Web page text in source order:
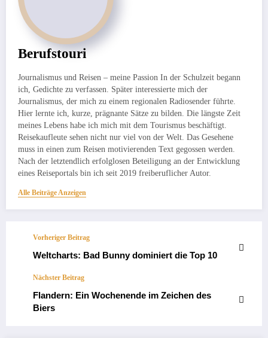
Berufstouri
Journalismus und Reisen – meine Passion In der Schulzeit begann
ich, Gedichte zu verfassen. Später interessierte mich der
Journalismus, der mich zu einem regionalen Radiosender führte.
Hier lernte ich, kurze, prägnante Sätze zu bilden. Die längste Zeit
meines Lebens habe ich mich mit dem Tourismus beschäftigt.
Reisekaufleute sehen nicht nur viel von der Welt. Das Gesehene
muss in einen zum Reisen motivierenden Text gegossen werden.
Nach der letztendlich erfolglosen Beteiligung an der Entwicklung
eines Reiseportals bin ich seit 2019 freiberuflicher Autor.
Alle Beiträge Anzeigen
Vorheriger Beitrag
Weltcharts: Bad Bunny dominiert die Top 10
Nächster Beitrag
Flandern: Ein Wochenende im Zeichen des
Biers